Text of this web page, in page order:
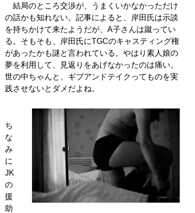
結局のところ交渉が、うまくいかなかっただけ
の話かも知れない。記事によると、岸田氏は示談
を持ちかけて来たようだが、A子さんは蹴ってい
る。そもそも、岸田氏にTGCのキャスティング権
があったかも謎と言われている。やはり素人娘の
夢を利用して、見返りをあげなかったのは痛い。
世の中ちゃんと、ギブアンドテイクってものを実
践させないとダメだよね。
ち
な
み
に
JK
の
援
助